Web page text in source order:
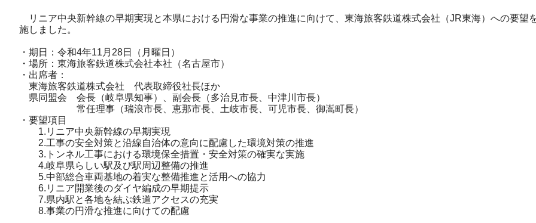
リニア中央新幹線の早期実現と本県における円滑な事業の推進に向けて、東海旅客鉄道株式会社（JR東海）への要望
施しました。
・期日：令和4年11月28日（月曜日）
・場所：東海旅客鉄道株式会社本社（名古屋市）
・出席者：
東海旅客鉄道株式会社 代表取締役社長ほか
​ 県同盟会 会長（岐阜県知事）、副会長（多治見市長、中津川市長）
常任理事（瑞浪市長、恵那市長、土岐市長、可児市長、御嵩町長）
・要望項目
1.リニア中央新幹線の早期実現
2.工事の安全対策と沿線自治体の意向に配慮した環境対策の推進
3.トンネル工事における環境保全措置・安全対策の確実な実施
4.岐阜県らしい駅及び駅周辺整備の推進
5.中部総合車両基地の着実な整備推進と活用への協力
6.リニア開業後のダイヤ編成の早期提示
7.県内駅と各地を結ぶ鉄道アクセスの充実
8.事業の円滑な推進に向けての配慮